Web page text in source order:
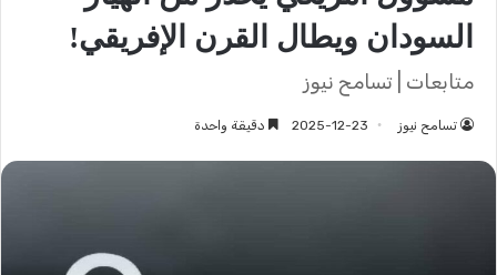
السودان ويطال القرن الإفريقي!
متابعات | تسامح نيوز
تسامح نيوز 2025-12-23 دقيقة واحدة